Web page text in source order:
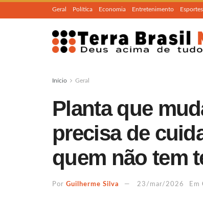
Geral Política Economia Entretenimento Esportes
Início Geral
Planta que
precisa de
quem não tem
Por Guilherme Silva 23/mar/2026 Em